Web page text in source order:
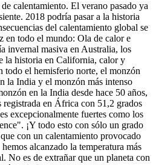
calentamiento. El verano pasado ya
2018 podría pasar a la historia
del calentamiento global se
en todo el mundo: Ola de calor e
invernal masiva en Australia, los
la historia en California, calor y
todo el hemisferio norte, el monzón
la India y el monzón más intenso
en la India desde hace 50 años,
registrada en África con 51,2 grados
excepcionalmente fuertes como los
¡Y todo esto con sólo un grado
con un calentamiento provocado
alcanzado la temperatura más
No es de extrañar que un planeta con